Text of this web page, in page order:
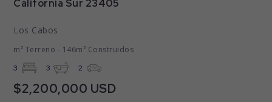
California Sur 23405
Los Cabos
m² Terreno - 146m² Construidos
3 3 2
$2,200,000 USD